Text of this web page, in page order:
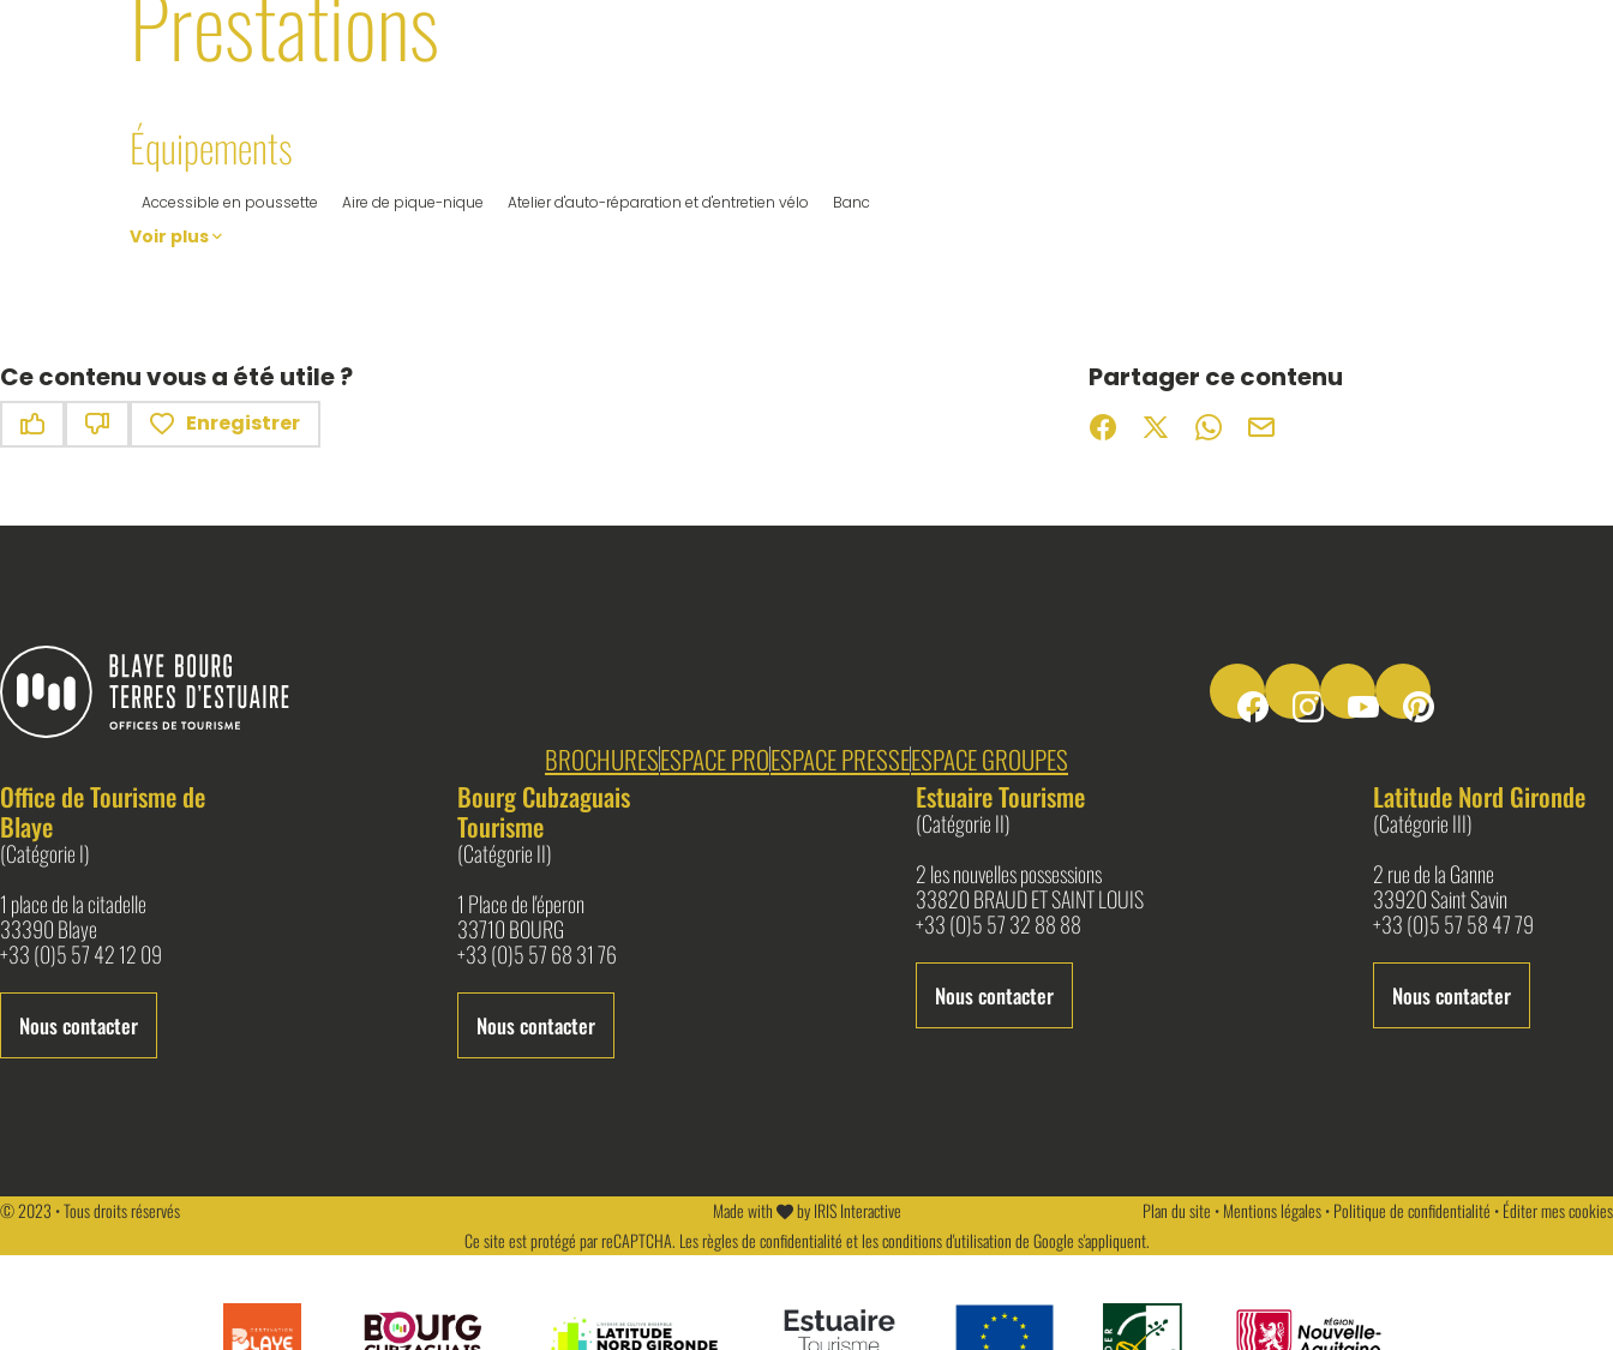
Équipements
Accessible en poussette Aire de pique-nique Atelier d'auto-réparation et d'entretien vélo Banc
Voir plus
Ce contenu vous a été utile ?
Enregistrer
Partager ce contenu
Partager sur Facebook (nouvelle fenêtre)
Partager sur X / Twitter (nouvelle fenêtre)
Partager sur WhatsApp
Partager par mail
Suivez-nous sur Facebook
Suivez-nous sur Instagram
Suivez-nous sur Youtube
Suivez-nous sur
BROCHURESESPACE PROESPACE PRESSEESPACE GROUPES
Office de Tourisme de
Blaye
(Catégorie I)
1 place de la citadelle
33390 Blaye
+33 (0)5 57 42 12 09
Nous contacter
Bourg Cubzaguais
Tourisme
(Catégorie II)
1 Place de l'éperon
33710 BOURG
+33 (0)5 57 68 31 76
Nous contacter
Estuaire Tourisme
(Catégorie II)
2 les nouvelles possessions
33820 BRAUD ET SAINT LOUIS
+33 (0)5 57 32 88 88
Nous contacter
Latitude Nord Gironde
(Catégorie III)
2 rue de la Ganne
33920 Saint Savin
+33 (0)5 57 58 47 79
Nous contacter
© 2023 • Tous droits réservés Made with byIRIS Interactive Plan du site •Mentions légales•Politique de confidentialité •Éditer mes cookies
Ce site est protégé par reCAPTCHA. Lesrègles de confidentialitéet lesconditions d'utilisationde Google s'appliquent.